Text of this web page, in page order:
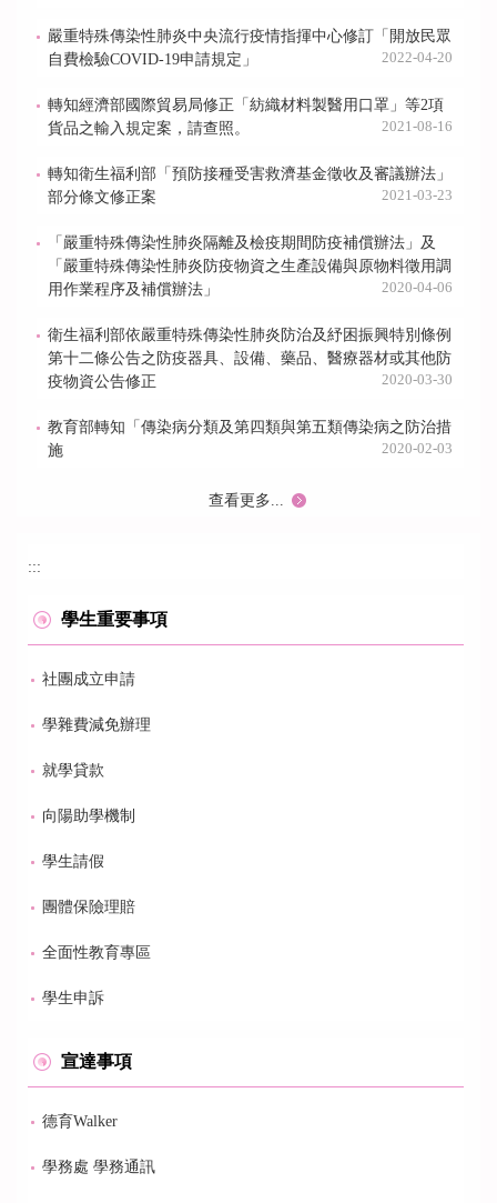
嚴重特殊傳染性肺炎中央流行疫情指揮中心修訂「開放民眾
自費檢驗COVID-19申請規定」
2022-04-20
轉知經濟部國際貿易局修正「紡織材料製醫用口罩」等2項
貨品之輸入規定案，請查照。
2021-08-16
轉知衛生福利部「預防接種受害救濟基金徵收及審議辦法」
部分條文修正案
2021-03-23
「嚴重特殊傳染性肺炎隔離及檢疫期間防疫補償辦法」及
「嚴重特殊傳染性肺炎防疫物資之生產設備與原物料徵用調
用作業程序及補償辦法」
2020-04-06
衛生福利部依嚴重特殊傳染性肺炎防治及紓困振興特別條例
第十二條公告之防疫器具、設備、藥品、醫療器材或其他防
疫物資公告修正
2020-03-30
教育部轉知「傳染病分類及第四類與第五類傳染病之防治措
施
2020-02-03
查看更多...
:::
學生重要事項
社團成立申請
學雜費減免辦理
就學貸款
向陽助學機制
學生請假
團體保險理賠
全面性教育專區
學生申訴
宣達事項
德育Walker
學務處 學務通訊